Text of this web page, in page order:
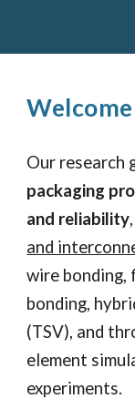
Our research
packaging
and reliability
and
wire bonding,
bonding,
(TSV), and
element
experiments.